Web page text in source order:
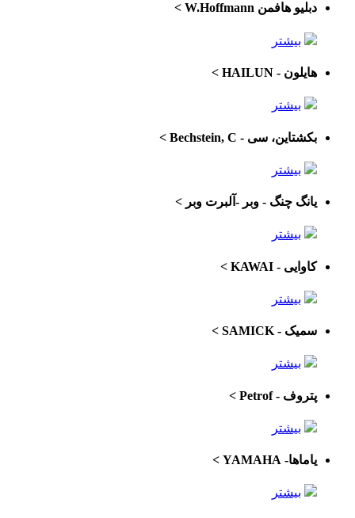
دبلیو هافمن W.Hoffmann >
بیشتر
هایلون - HAILUN >
بیشتر
بکشتاین، سی - Bechstein, C >
بیشتر
یانگ چنگ - وبر -آلبرت وبر >
بیشتر
کاوایی - KAWAI >
بیشتر
سمیک - SAMICK >
بیشتر
پتروف - Petrof >
بیشتر
یاماها- YAMAHA >
بیشتر